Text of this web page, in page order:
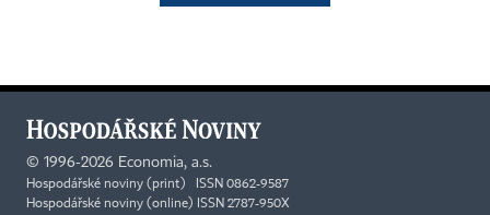
© 1996-2026 Economia, a.s.
Hospodářské noviny (print) ISSN 0862-9587
Hospodářské noviny (online) ISSN 2787-950X